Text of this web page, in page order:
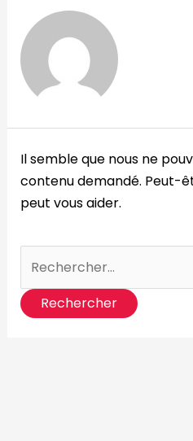
Il semble que nous ne
contenu demandé. Peut-
peut vous aider.